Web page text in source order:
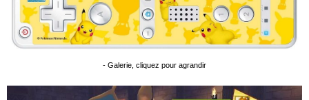
- Galerie, cliquez pour agrandir